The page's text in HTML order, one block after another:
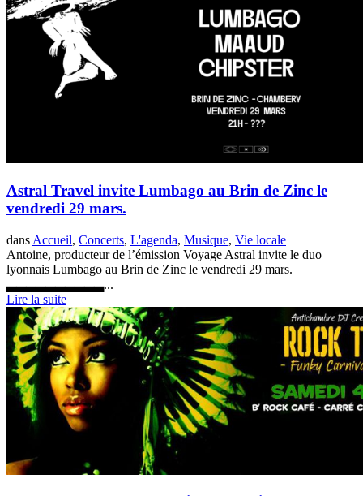
Astral Travel invite Lumbago au Brin de Zinc le
vendredi 29 mars.
dans Accueil, Concerts, L'agenda, Musique, Vie locale
Antoine, producteur de l’émission Voyage Astral invite le duo
lyonnais Lumbago au Brin de Zinc le vendredi 29 mars.
▃▃▃▃▃▃▃▃▃▃...
Lire la suite